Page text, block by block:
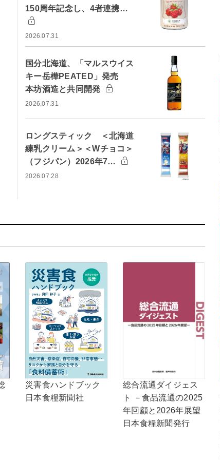
150周年記念し、4者連携…
2026.07.31
国分北海道、「マルスウイス
キー岳樺PEATED」発売
本坊酒造と共同開発
2026.07.31
ロングスティック ＜北海道
練乳クリーム＞＜Wチョコ＞
（フジパン）2026年7…
2026.07.28
災害食ハンドブック
日本食糧新聞社
総合流通ダイジェス
ト －食品流通の2025
年回顧と2026年展望
日本食糧新聞発行